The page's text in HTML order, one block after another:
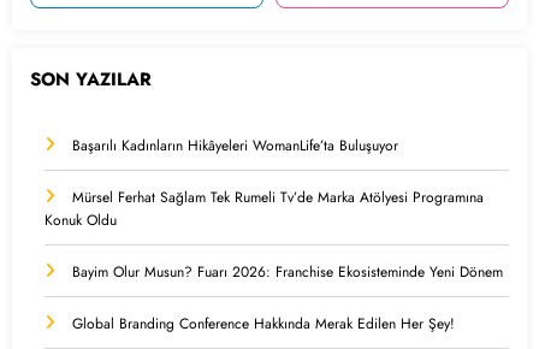
SON YAZILAR
Başarılı Kadınların Hikâyeleri WomanLife’ta Buluşuyor
Mürsel Ferhat Sağlam Tek Rumeli Tv’de Marka Atölyesi Programına
Konuk Oldu
Bayim Olur Musun? Fuarı 2026: Franchise Ekosisteminde Yeni Dönem
Global Branding Conference Hakkında Merak Edilen Her Şey!